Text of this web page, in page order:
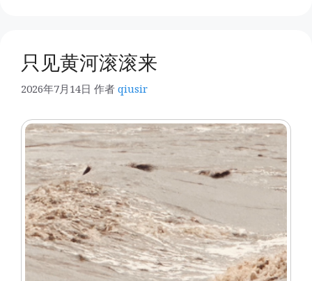
只见黄河滚滚来
2026年7月14日 作者 qiusir